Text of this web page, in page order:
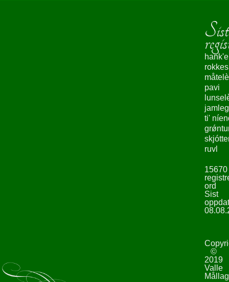
hank'e
pavi
ti'
ruvl
15670
ord
Sist
©
2019
Valle
Mållag